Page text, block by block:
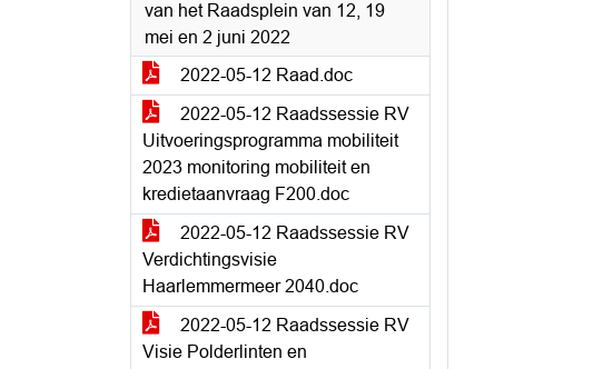
van het Raadsplein van 12, 19
mei en 2 juni 2022
2022-05-12 Raad.doc
2022-05-12 Raadssessie RV
Uitvoeringsprogramma mobiliteit
2023 monitoring mobiliteit en
kredietaanvraag F200.doc
2022-05-12 Raadssessie RV
Verdichtingsvisie
Haarlemmermeer 2040.doc
2022-05-12 Raadssessie RV
Visie Polderlinten en